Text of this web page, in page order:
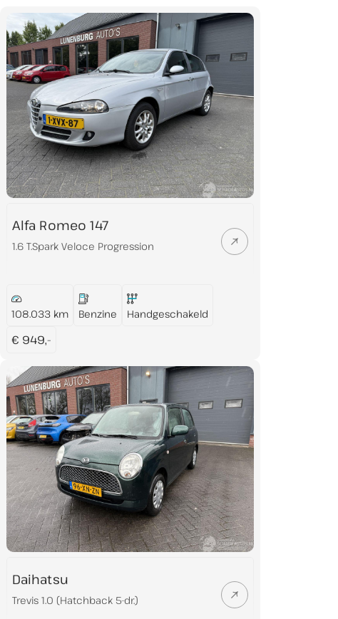
64
Openingstijden
Ma t/m Vr:
08:00 - 17:00
Zaterdag:
09:00 - 12:00
Buiten openingstijden eventueel op
gesloten (enkel op afspraak geopend)
Alfa Romeo 147
1.6 T.Spark Veloce Progression
108.033 km Benzine Handgeschakeld
€ 949,-
Daihatsu
Trevis 1.0 (Hatchback 5-dr.)